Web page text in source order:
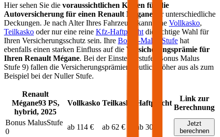
Hier sehen Sie die voraussichtlichen Kosten für die
Autoversicherung für einen Renault Mégane
für unterschiedliche
Deckungen. Je nach Alter Ihres Fahrzeugs kann eine Vollkasko,
Teilkasko oder nur eine reine Kfz-Haftpflicht die richtige Wahl für
Ihren Versicherungsschutz sein. Ihre Bonus-Malus Stufe hat
ebenfalls einen starken Einfluss auf die Versicherungsprämie für
Ihren Renault Mégane. Bei der Einsteigerstufe (Bonus Malus
Stufe 9) fallen die Versicherungsprämien deutlich höher aus als zum
Beispiel bei der Nuller Stufe.
Renault
Mégane93PS,
hybrid, 2025
Vollkasko Teilkasko Haftpflicht
Link zur
Berechnung
Bonus MalusStufe
0
ab 114 € ab 62 € ab 30 €
Jetzt
berechnen